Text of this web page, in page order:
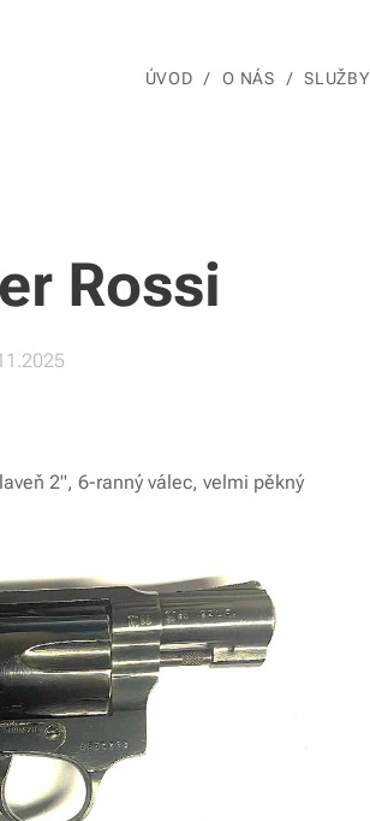
ÚVOD O NÁS SLUŽBY
Rossi
2", 6-ranný válec, velmi pěkný